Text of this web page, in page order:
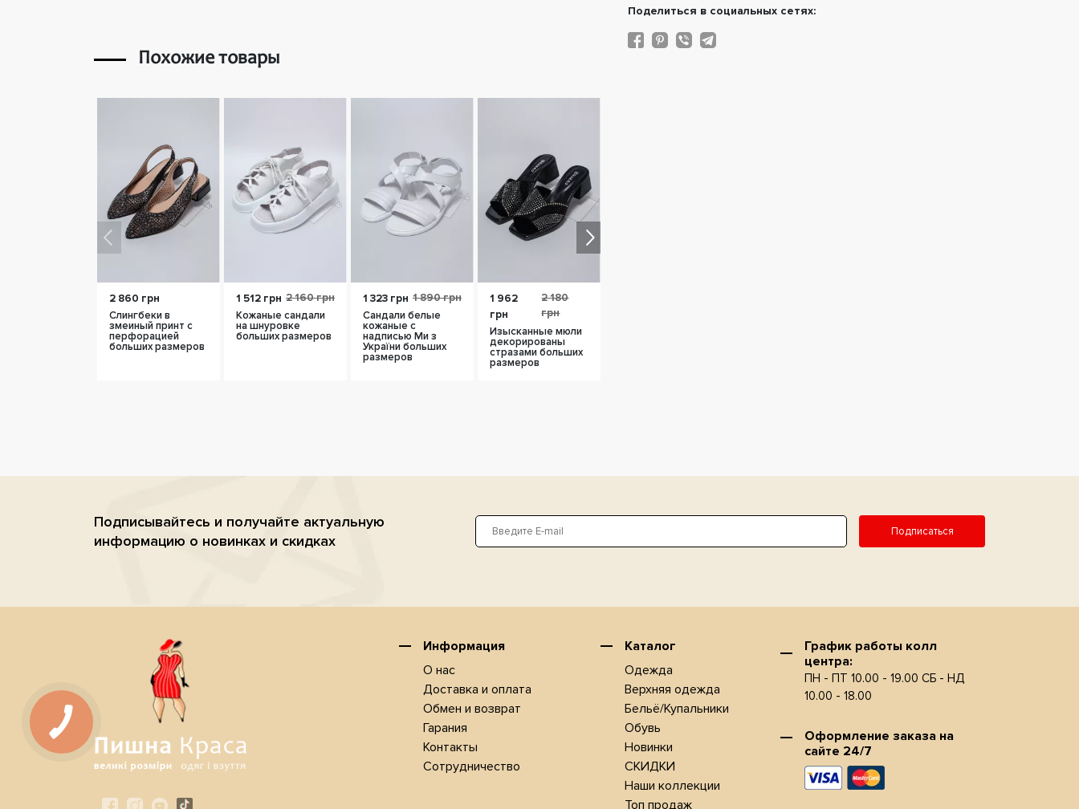
Похожие товары
2 860 грн
Слингбеки в
змеиный принт с
перфорацией
больших размеров
1 512 грн 2 160 грн
Кожаные сандали
на шнуровке
больших размеров
1 323 грн 1 890 грн
Сандали белые
кожаные с
надписью Ми з
України больших
размеров
1 962
грн
2 180
грн
Изысканные мюли
декорированы
стразами больших
размеров
Поделиться в социальных сетях:
Подписывайтесь и получайте актуальную
информацию о новинках и скидках
Подписаться
Информация
О нас
Доставка и оплата
Обмен и возврат
Гарания
Контакты
Сотрудничество
Каталог
Одежда
Верхняя одежда
Бельё/Купальники
Обувь
Новинки
СКИДКИ
Наши коллекции
Топ продаж
График работы колл
центра:
ПН - ПТ 10.00 - 19.00 СБ - НД
10.00 - 18.00
Оформление заказа на
сайте 24/7